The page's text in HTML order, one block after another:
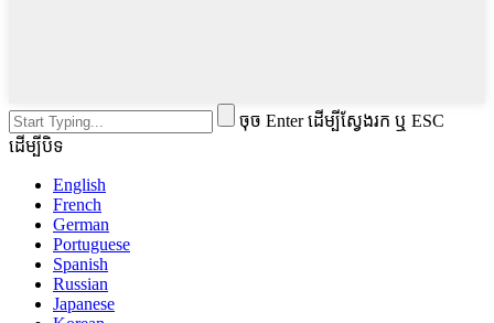
ចុច Enter ដើម្បីស្វែងរក ឬ ESC
ដើម្បីបិទ
English
French
German
Portuguese
Spanish
Russian
Japanese